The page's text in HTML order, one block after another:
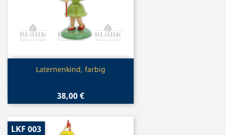
Vorschau
Laternenkind, farbig
38,00 €
LKF 003